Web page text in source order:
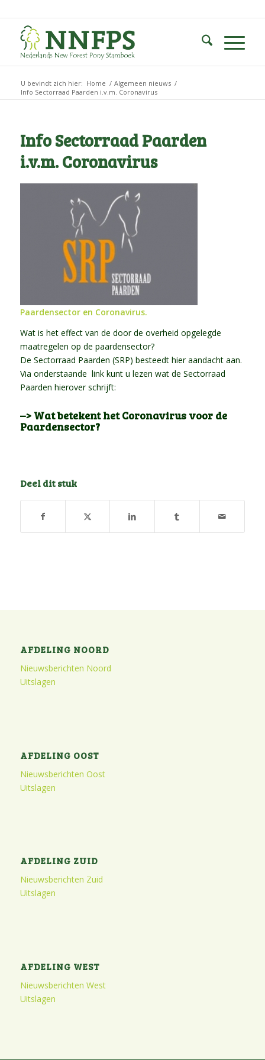
U bevindt zich hier: Home / Algemeen nieuws /
Info Sectorraad Paarden i.v.m. Coronavirus
Info Sectorraad Paarden
i.v.m. Coronavirus
Paardensector en Coronavirus.
Wat is het effect van de door de overheid opgelegde
maatregelen op de paardensector?
De Sectorraad Paarden (SRP) besteedt hier aandacht aan.
Via onderstaande link kunt u lezen wat de Sectorraad
Paarden hierover schrijft:
–> Wat betekent het Coronavirus voor de
Paardensector?
Deel dit stuk
AFDELING NOORD
Nieuwsberichten Noord
Uitslagen
AFDELING OOST
Nieuwsberichten Oost
Uitslagen
AFDELING ZUID
Nieuwsberichten Zuid
Uitslagen
AFDELING WEST
Nieuwsberichten West
Uitslagen